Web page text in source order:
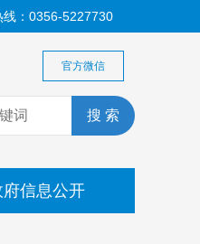
线：0356-5227730
官方微信
府信息公开